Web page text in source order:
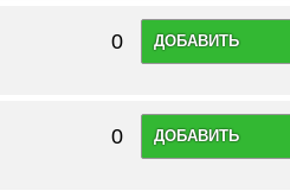
ДОБАВИТЬ
0
ДОБАВИТЬ
0